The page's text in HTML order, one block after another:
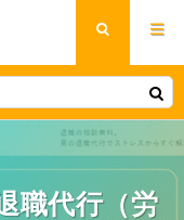
職代行（労